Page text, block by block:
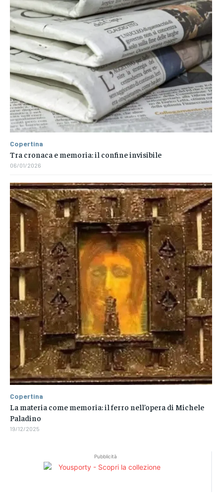
Pubblicità
Copertina
Tra cronaca e memoria: il confine invisibile
06/01/2026
Copertina
La materia come memoria: il ferro nell’opera di Michele
Paladino
19/12/2025